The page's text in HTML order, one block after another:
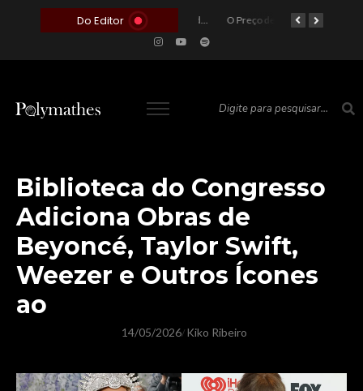
Do Editor
A Roleta da Miséria: Quando a Devoção Cega Encontra o Link na Bio. A Queda do Brasileiro Pelas Mãos de Seus Influencers. O Preço de um Escândalo: A Discrepância Entre o “Filme de Bolsonaro” e a Realidade do Cinema Mundial
Biblioteca do Congresso
Adiciona Obras de
Beyoncé, Taylor Swift,
Weezer e Outros Ícones
ao
14/05/2026/ Kiko Ribeiro